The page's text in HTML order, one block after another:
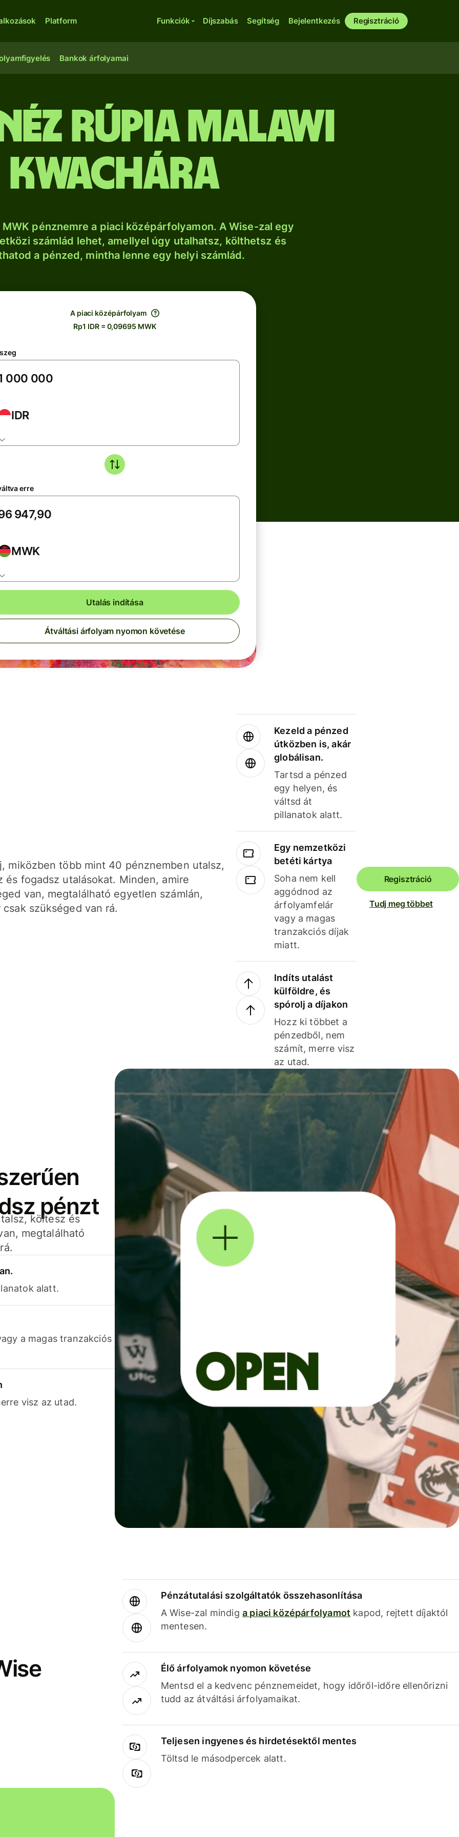
Platform Funkciók Díjszabás Segítség Bejelentkezés Regisztráció
Bankok árfolyamai
rúpia malawi
kwachára
MWK pénznemre a piaci középárfolyamon. A Wise-zal egy
számlád lehet, amellyel úgy utalhatsz, költhetsz és
a pénzed, mintha lenne egy helyi számlád.
A piaci középárfolyam
Rp1 IDR = 0,09695 MWK
IDR
erre
MWK
Utalás indítása
Átváltási árfolyam nyomon követése
miközben több mint 40 pénznemben utalsz,
és fogadsz utalásokat. Minden, amire
van, megtalálható egyetlen számlán,
csak szükséged van rá.
Kezeld a pénzed
útközben is, akár
globálisan.
Tartsd a pénzed
egy helyen, és
váltsd át
pillanatok alatt.
Egy nemzetközi
betéti kártya
Soha nem kell
aggódnod az
árfolyamfelár
vagy a magas
tranzakciós díjak
miatt.
Indíts utalást
külföldre, és
spórolj a díjakon
Hozz ki többet a
pénzedből, nem
számít, merre visz
az utad.
Regisztráció
Tudj meg többet
pénzt
költesz és
megtalálható
alatt.
a magas tranzakciós
visz az utad.
Pénzátutalási szolgáltatók összehasonlítása
A Wise-zal mindig a piaci középárfolyamot kapod, rejtett díjaktól
mentesen.
Élő árfolyamok nyomon követése
Mentsd el a kedvenc pénznemeidet, hogy időről-időre ellenőrizni
tudd az átváltási árfolyamaikat.
Teljesen ingyenes és hirdetésektől mentes
Töltsd le másodpercek alatt.